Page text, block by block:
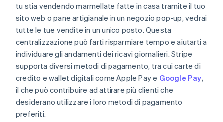
tu stia vendendo marmellate fatte in casa tramite il tuo
sito web o pane artigianale in un negozio pop-up, vedrai
tutte le tue vendite in un unico posto. Questa
centralizzazione può farti risparmiare tempo e aiutarti a
individuare gli andamenti dei ricavi giornalieri. Stripe
supporta diversi metodi di pagamento, tra cui carte di
credito e wallet digitali come Apple Pay e Google Pay,
il che può contribuire ad attirare più clienti che
desiderano utilizzare i loro metodi di pagamento
preferiti.